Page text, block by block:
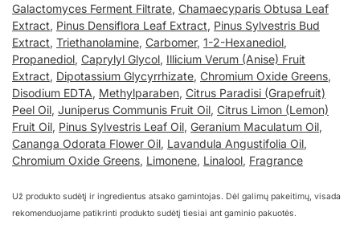
Galactomyces Ferment Filtrate, Chamaecyparis Obtusa Leaf
Extract, Pinus Densiflora Leaf Extract, Pinus Sylvestris Bud
Extract, Triethanolamine, Carbomer, 1-2-Hexanediol,
Propanediol, Caprylyl Glycol, Illicium Verum (Anise) Fruit
Extract, Dipotassium Glycyrrhizate, Chromium Oxide Greens,
Disodium EDTA, Methylparaben, Citrus Paradisi (Grapefruit)
Peel Oil, Juniperus Communis Fruit Oil, Citrus Limon (Lemon)
Fruit Oil, Pinus Sylvestris Leaf Oil, Geranium Maculatum Oil,
Cananga Odorata Flower Oil, Lavandula Angustifolia Oil,
Chromium Oxide Greens, Limonene, Linalool, Fragrance
Už produkto sudėtį ir ingredientus atsako gamintojas. Dėl galimų pakeitimų, visada
rekomenduojame patikrinti produkto sudėtį tiesiai ant gaminio pakuotės.